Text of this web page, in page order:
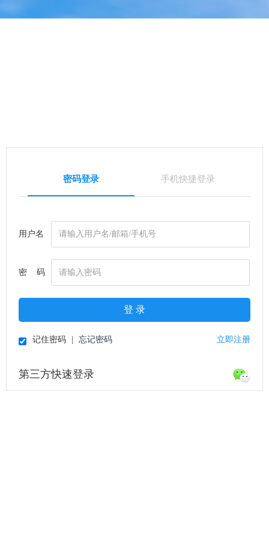
密码登录 手机快捷登录
用户名
密 码
登 录
记住密码 忘记密码 立即注册
第三方快速登录